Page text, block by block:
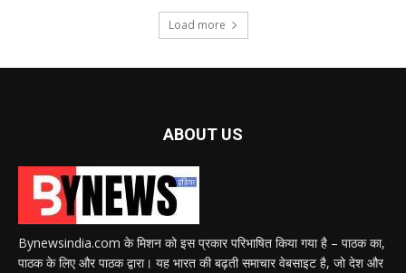
Load more
ABOUT US
Bynewsindia.com के मिशन को इस प्रकार परिभाषित किया गया है – पाठक का,
पाठक के लिए और पाठक द्वारा। यह भारत की बढ़ती समाचार वेबसाइट है, जो देश और